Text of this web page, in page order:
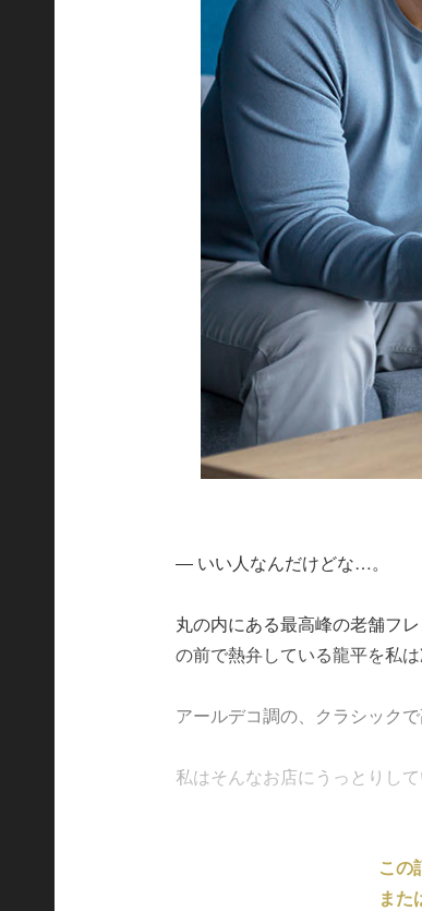
― いい人なんだけどな…。
丸の内にある最高峰の老舗フ
の前で熱弁している龍平を私は
アールデコ調の、クラシック
私はそんなお店にうっとりし
この
また